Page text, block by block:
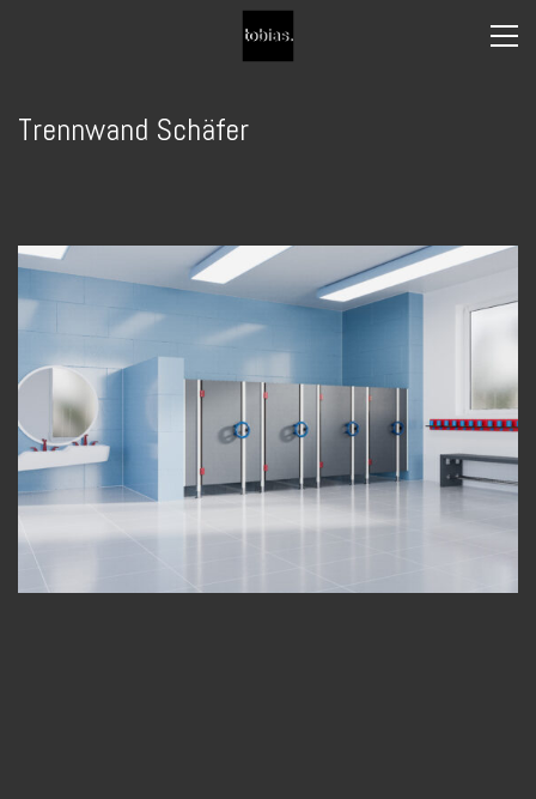
Trennwand Schäfer